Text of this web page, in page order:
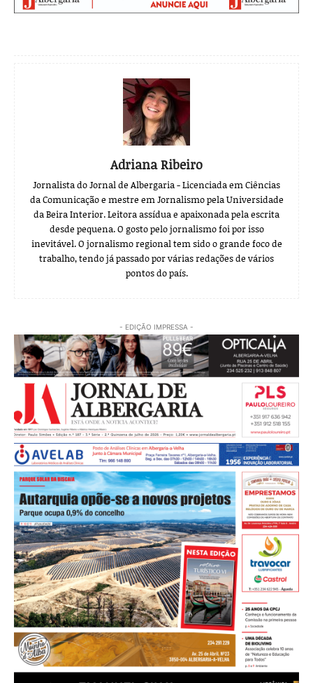
Adriana Ribeiro
Jornalista do Jornal de Albergaria - Licenciada em Ciências
da Comunicação e mestre em Jornalismo pela Universidade
da Beira Interior. Leitora assídua e apaixonada pela escrita
desde pequena. O gosto pelo jornalismo foi por isso
inevitável. O jornalismo regional tem sido o grande foco de
trabalho, tendo já passado por várias redações de vários
pontos do país.
- EDIÇÃO IMPRESSA -